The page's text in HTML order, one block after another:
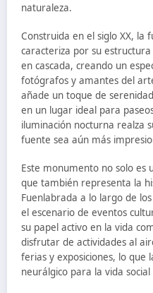
naturaleza.
Construida en el siglo XX, la
caracteriza por su
en cascada, creando un
fotógrafos y amantes del
añade un toque de
en un lugar ideal para
iluminación nocturna realza
fuente sea aún más
Este monumento no solo es
que también representa la
Fuenlabrada a lo largo de
el escenario de eventos
su papel activo en la vida
disfrutar de actividades al
ferias y exposiciones, lo que
neurálgico para la vida